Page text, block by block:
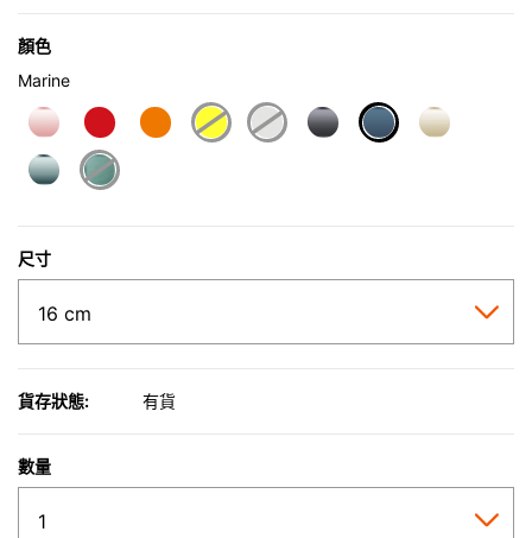
顏色
Marine
尺寸
貨存狀態: 有貨
數量